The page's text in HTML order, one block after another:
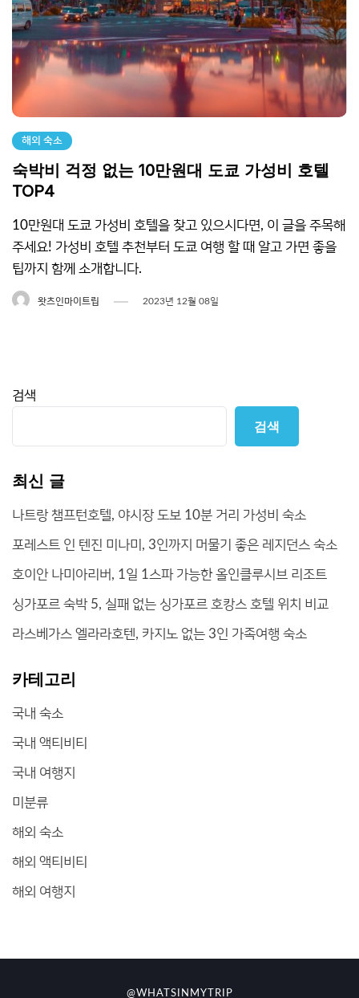
해외 숙소
숙박비 걱정 없는 10만원대 도쿄 가성비 호텔
TOP4
10만원대 도쿄 가성비 호텔을 찾고 있으시다면, 이 글을 주목해
주세요! 가성비 호텔 추천부터 도쿄 여행 할 때 알고 가면 좋을
팁까지 함께 소개합니다.
왓츠인마이트립 2023년 12월 08일
검색
검색
최신 글
나트랑 챔프턴호텔, 야시장 도보 10분 거리 가성비 숙소
포레스트 인 텐진 미나미, 3인까지 머물기 좋은 레지던스 숙소
호이안 나미아리버, 1일 1스파 가능한 올인클루시브 리조트
싱가포르 숙박 5, 실패 없는 싱가포르 호캉스 호텔 위치 비교
라스베가스 엘라라호텐, 카지노 없는 3인 가족여행 숙소
카테고리
국내 숙소
국내 액티비티
국내 여행지
미분류
해외 숙소
해외 액티비티
해외 여행지
@WHATSINMYTRIP